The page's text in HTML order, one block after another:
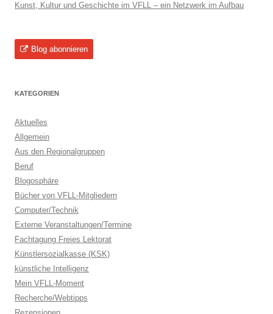
Kunst, Kultur und Geschichte im VFLL – ein Netzwerk im Aufbau
Blog abonnieren
KATEGORIEN
Aktuelles
Allgemein
Aus den Regionalgruppen
Beruf
Blogosphäre
Bücher von VFLL-Mitgliedern
Computer/Technik
Externe Veranstaltungen/Termine
Fachtagung Freies Lektorat
Künstlersozialkasse (KSK)
künstliche Intelligenz
Mein VFLL-Moment
Recherche/Webtipps